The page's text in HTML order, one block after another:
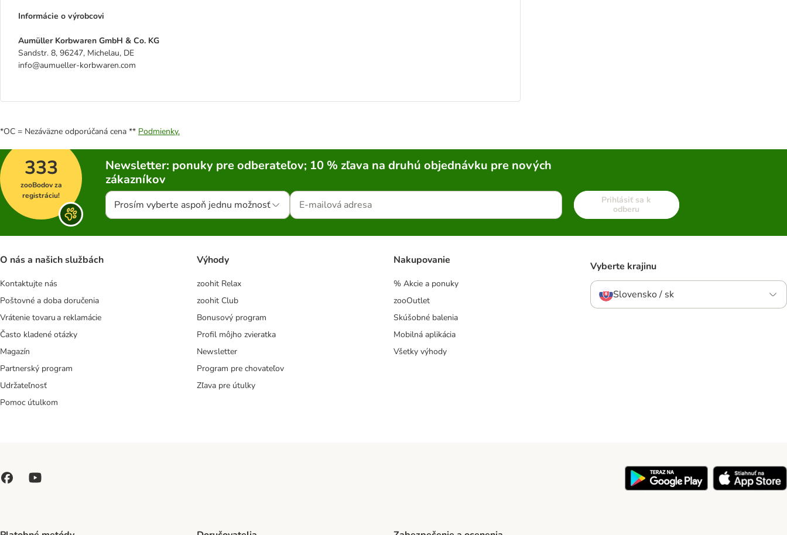
Informácie o výrobcovi
Aumüller Korbwaren GmbH & Co. KG
Sandstr. 8, 96247, Michelau, DE
info@aumueller-korbwaren.com
*OC = Nezáväzne odporúčaná cena ** Podmienky.
333
zooBodov za
registráciu!
Newsletter: ponuky pre odberateľov; 10 % zľava na druhú objednávku pre nových
zákazníkov
Prosím vyberte aspoň jednu možnosť
Prihlásiť sa k
odberu
O nás a našich službách
Kontaktujte nás
Poštovné a doba doručenia
Vrátenie tovaru a reklamácie
Často kladené otázky
Magazín
Partnerský program
Udržateľnosť
Pomoc útulkom
Výhody
zoohit Relax
zoohit Club
Bonusový program
Profil môjho zvieratka
Newsletter
Program pre chovateľov
Zľava pre útulky
Nakupovanie
% Akcie a ponuky
zooOutlet
Skúšobné balenia
Mobilná aplikácia
Všetky výhody
Vyberte krajinu
Slovensko / sk